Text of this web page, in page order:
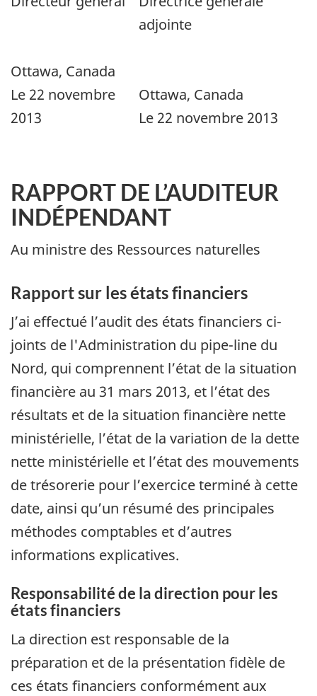
Ottawa, Canada
Le 22 novembre
2013
adjointe
Ottawa, Canada
Le 22 novembre 2013
RAPPORT DE L’AUDITEUR
INDÉPENDANT
Au ministre des Ressources naturelles
Rapport sur les états financiers
J’ai effectué l’audit des états financiers ci-
joints de l'Administration du pipe-line du
Nord, qui comprennent l’état de la situation
financière au 31 mars 2013, et l’état des
résultats et de la situation financière nette
ministérielle, l’état de la variation de la dette
nette ministérielle et l’état des mouvements
de trésorerie pour l’exercice terminé à cette
date, ainsi qu’un résumé des principales
méthodes comptables et d’autres
informations explicatives.
Responsabilité de la direction pour les
états financiers
La direction est responsable de la
préparation et de la présentation fidèle de
ces états financiers conformément aux